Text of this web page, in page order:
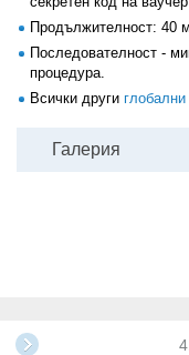
Продължителност: 40
Последователност -
процедура.
Всички други
Галерия